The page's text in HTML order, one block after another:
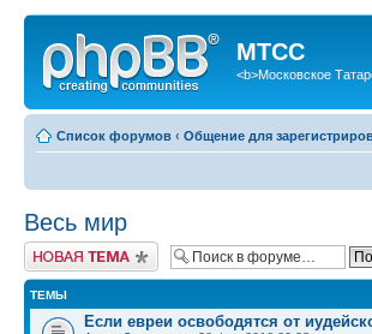
МТСС
<b>Московское
Список форумов ‹ Общение для
Весь мир
Новая тема
ТЕМЫ
Если евреи освободятся от